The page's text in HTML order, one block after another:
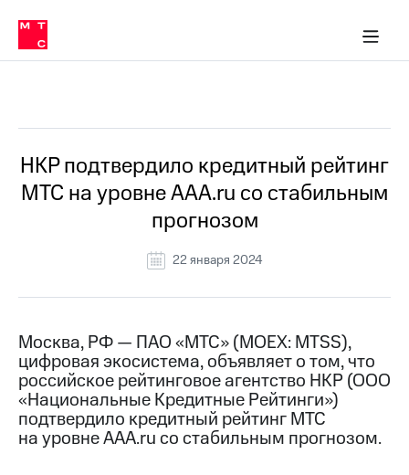
Медиа-центр
и акционерам
Устойчивое развитие
Комплаенс и деловая этика
компании
Карьера
История
компании
Руководство
информация
Контакты
Медиа-центр
Пресс-
релизы
МТС
в МТС
Пресс-
релизы
о технологиях
НКР подтвердило кредитный рейтинг
МТС на уровне AAA.ru со стабильным
прогнозом
22 января 2024
Москва, РФ — ПАО «МТС» (MOEX: MTSS),
цифровая экосистема, объявляет о том, что
российское рейтинговое агентство НКР (ООО
«Национальные Кредитные Рейтинги»)
подтвердило кредитный рейтинг МТС
на уровне AAA.ru со стабильным прогнозом.